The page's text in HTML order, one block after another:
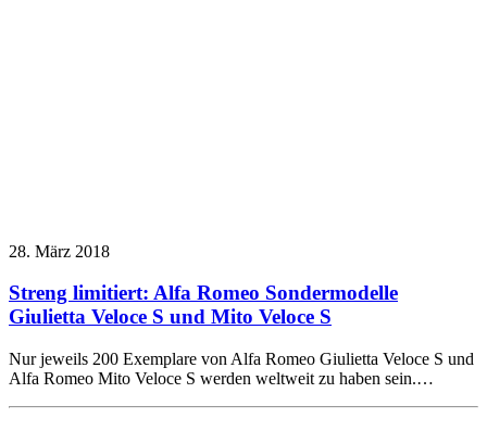
28. März 2018
Streng limitiert: Alfa Romeo Sondermodelle
Giulietta Veloce S und Mito Veloce S
Nur jeweils 200 Exemplare von Alfa Romeo Giulietta Veloce S und
Alfa Romeo Mito Veloce S werden weltweit zu haben sein.…